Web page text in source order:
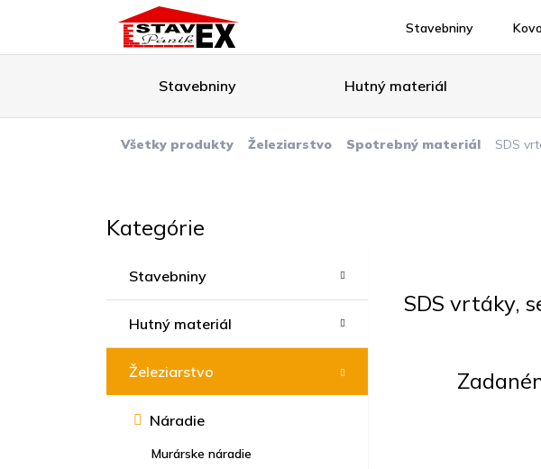
Stavebniny
Stavebniny Hutný materiál
Všetky produkty Železiarstvo Spotrebný materiál SDS
Kategórie
Stavebniny
Hutný materiál
Železiarstvo
Náradie
Murárske náradie
SDS vrtáky,